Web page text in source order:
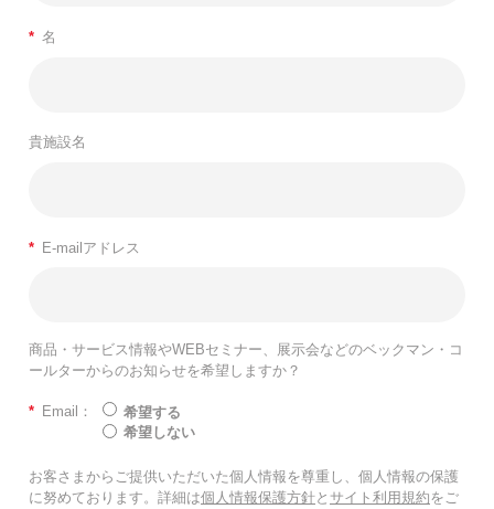
* 名
貴施設名
* E-mailアドレス
商品・サービス情報やWEBセミナー、展示会などのベックマン・コ
ールターからのお知らせを希望しますか？
* Email：
希望する
希望しない
お客さまからご提供いただいた個人情報を尊重し、個人情報の保護
に努めております。詳細は個人情報保護方針と サイト利用規約をご